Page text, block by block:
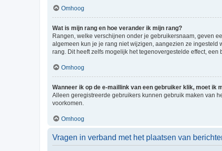
Omhoog
Wat is mijn rang en hoe verander ik mijn rang?
Rangen, welke verschijnen onder je gebruikersnaam, geven
algemeen kun je je rang niet wijzigen, aangezien ze ingesteld
rang. Dit heeft zelfs mogelijk het tegenovergestelde effect,
Omhoog
Wanneer ik op de e-maillink van een gebruiker klik, moet ik
Alleen geregistreerde gebruikers kunnen gebruik maken van
voorkomen.
Omhoog
Vragen in verband met het plaatsen van